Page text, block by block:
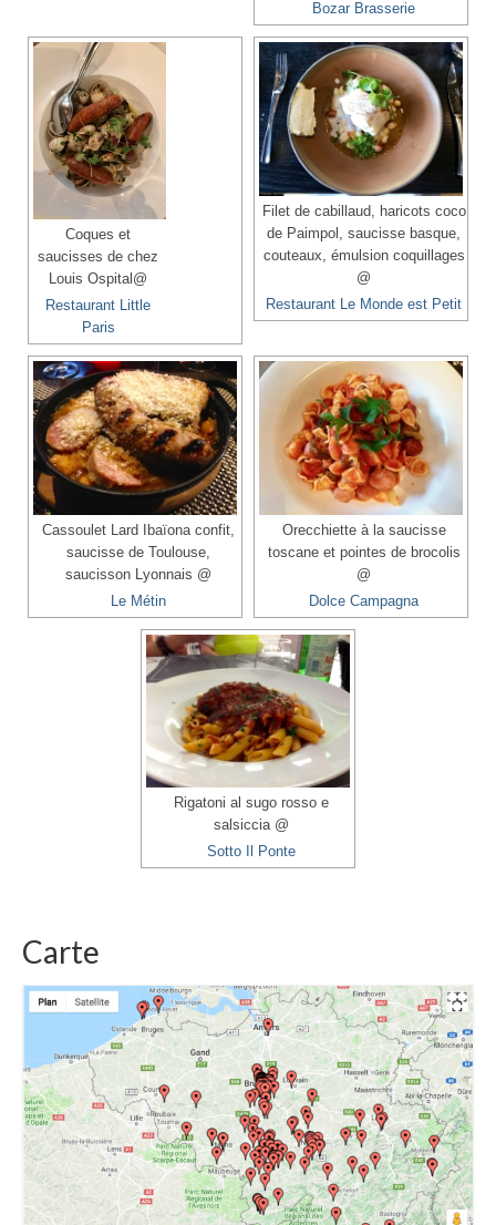
Bozar Brasserie
Coques et
saucisses de chez
Louis Ospital@
Restaurant Little
Paris
Filet de cabillaud, haricots coco
de Paimpol, saucisse basque,
couteaux, émulsion coquillages
@
Restaurant Le Monde est Petit
Cassoulet Lard Ibaïona confit,
saucisse de Toulouse,
saucisson Lyonnais @
Le Métin
Orecchiette à la saucisse
toscane et pointes de brocolis
@
Dolce Campagna
Rigatoni al sugo rosso e
salsiccia @
Sotto Il Ponte
Carte